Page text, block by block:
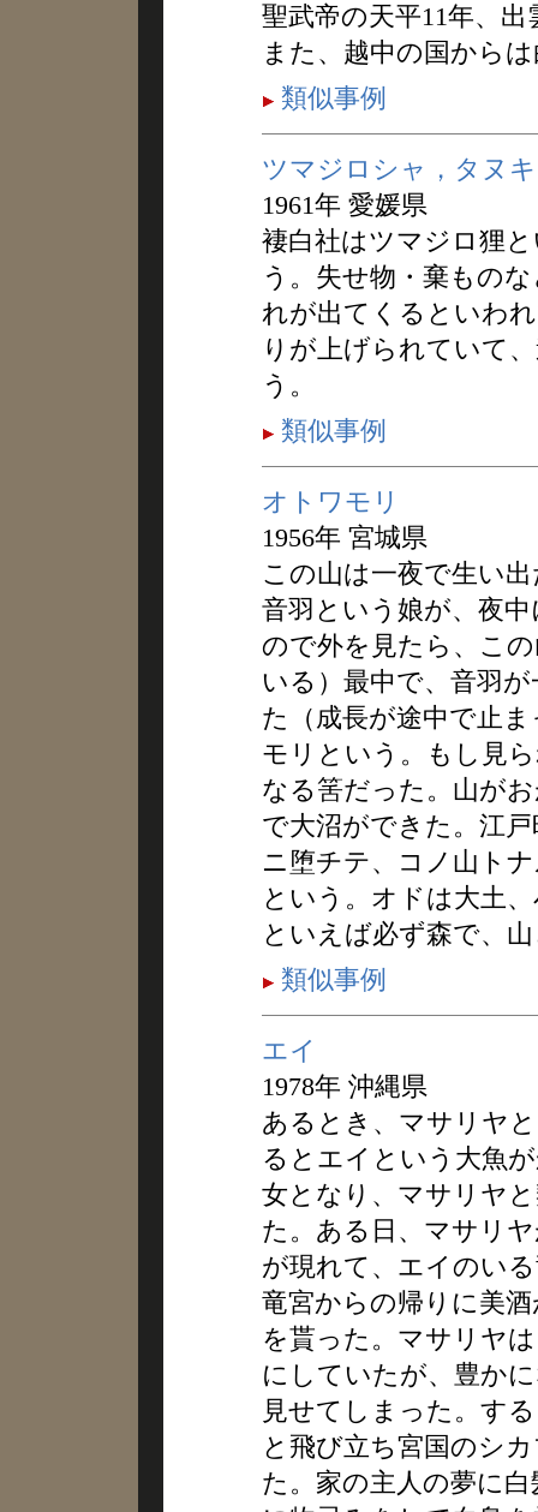
聖武帝の天平11年、
また、越中の国から
類似事例
ツマジロシャ，タヌ
1961年 愛媛県
褄白社はツマジロ狸
う。失せ物・棄もの
れが出てくるといわ
りが上げられていて
う。
類似事例
オトワモリ
1956年 宮城県
この山は一夜で生い
音羽という娘が、夜
ので外を見たら、こ
いる）最中で、音羽
た（成長が途中で止
モリという。もし見
なる筈だった。山が
で大沼ができた。江
ニ堕チテ、コノ山ト
という。オドは大土
といえば必ず森で、
類似事例
エイ
1978年 沖縄県
あるとき、マサリヤ
るとエイという大魚
女となり、マサリヤ
た。ある日、マサリ
が現れて、エイのい
竜宮からの帰りに美
を貰った。マサリヤ
にしていたが、豊か
見せてしまった。す
と飛び立ち宮国のシ
た。家の主人の夢に